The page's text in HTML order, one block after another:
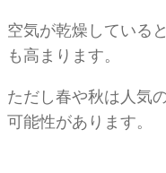
空気が乾燥している
も高まります。
ただし春や秋は人気
可能性があります。